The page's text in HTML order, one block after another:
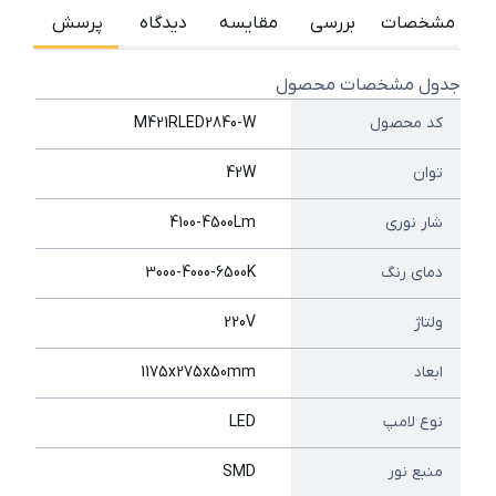
مشخصات بررسی مقایسه دیدگاه پرسش
جدول مشخصات محصول
کد محصول M421RLED2840-W
توان 42W
شار نوری 4100-4500Lm
دمای رنگ 3000-4000-6500K
ولتاژ 220V
ابعاد 1175x275x50mm
نوع لامپ LED
منبع نور SMD